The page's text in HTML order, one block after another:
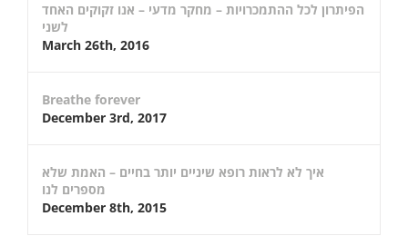
הפיתרון לכל ההתמכרויות – מחקר מדעי – אנו זקוקים האחד
לשני
March 26th, 2016
Breathe forever
December 3rd, 2017
איך לא לראות רופא שיניים יותר בחיים – האמת שלא
מספרים לנו
December 8th, 2015